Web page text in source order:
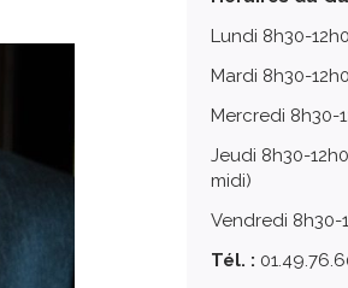
Lundi 8h30-
Mardi 8h30-
Mercredi 8h30-
Jeudi 8h30-
midi)
Vendredi 8h30-
Tél. :